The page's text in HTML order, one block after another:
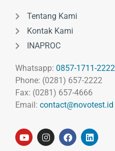
Tentang Kami
Kontak Kami
INAPROC
Whatsapp: 0857-1711-2222
Phone: (0281) 657-2222
Fax: (0281) 657-4666
Email: contact@novotest.id